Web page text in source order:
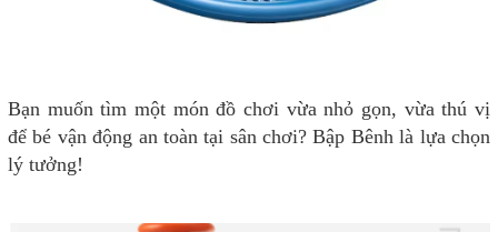
Bạn muốn tìm một món đồ chơi vừa nhỏ gọn, vừa thú vị
để bé vận động an toàn tại sân chơi? Bập Bênh là lựa chọn
lý tưởng!